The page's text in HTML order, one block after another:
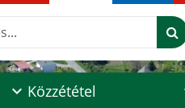
Közzététel